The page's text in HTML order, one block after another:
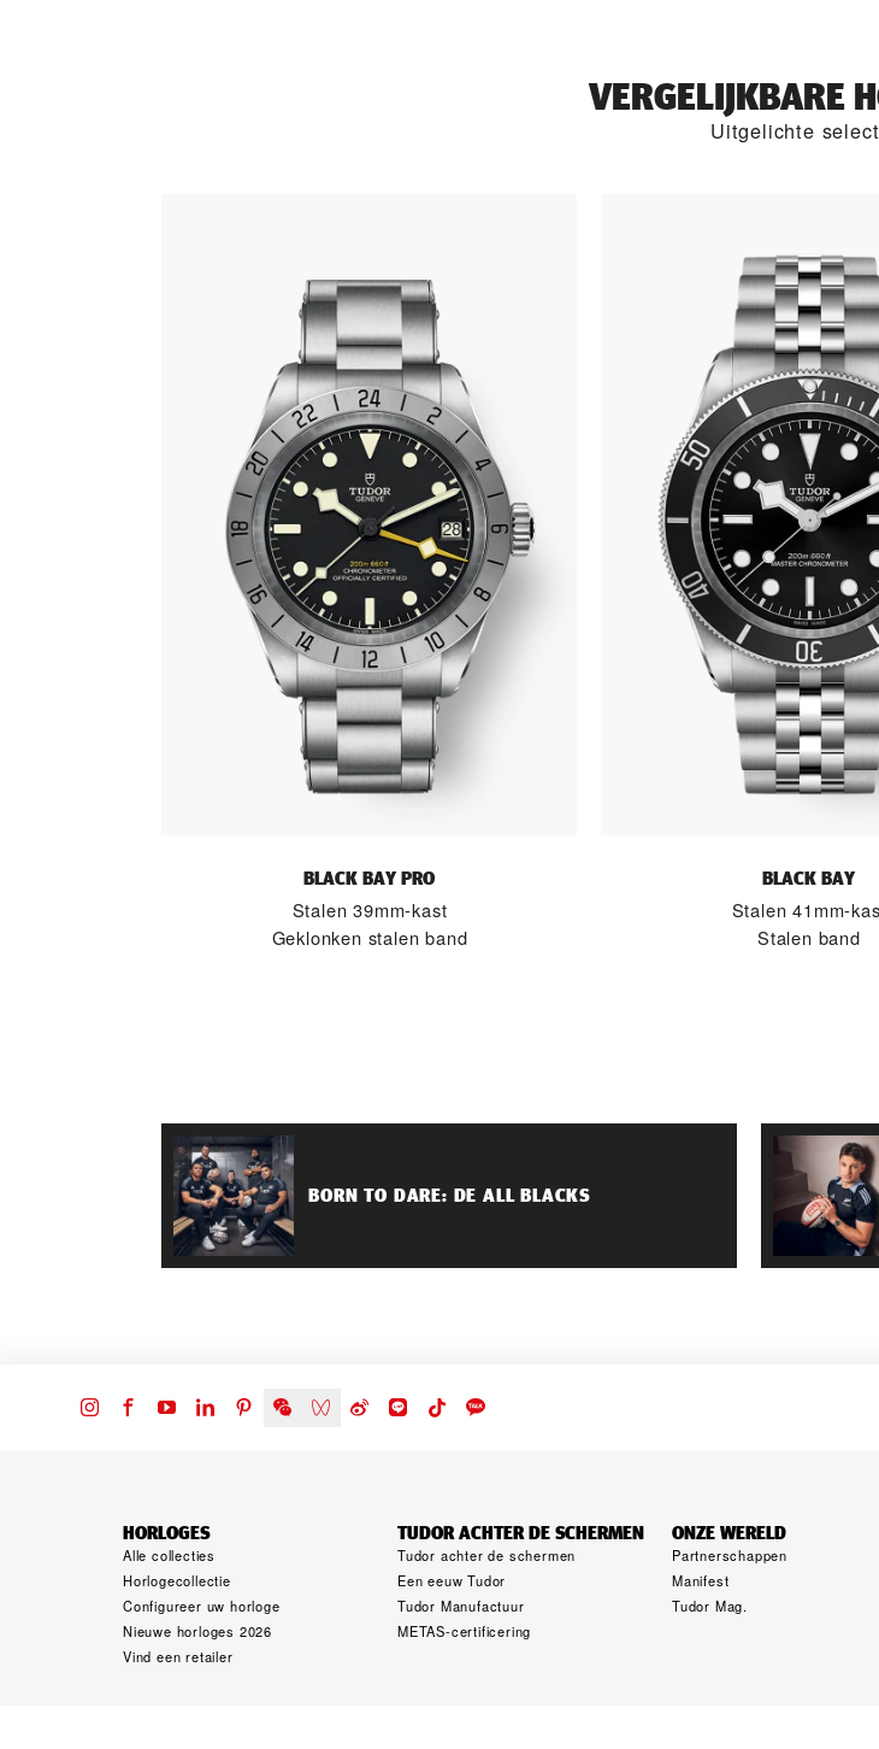
VERGELIJKBARE
Uitgelichte
BLACK BAY PRO
Stalen 39mm-kast
Geklonken stalen band
BLACK BAY
Stalen 41mm-
Stalen band
BORN TO DARE: DE ALL BLACKS
HORLOGES
Alle collecties
Horlogecollectie
Configureer uw horloge
Nieuwe horloges 2026
Vind een retailer
TUDOR ACHTER DE SCHERMEN
Tudor achter de schermen
Een eeuw Tudor
Tudor Manufactuur
METAS-certificering
ONZE WERELD
Partner­schappen
Manifest
Tudor Mag.